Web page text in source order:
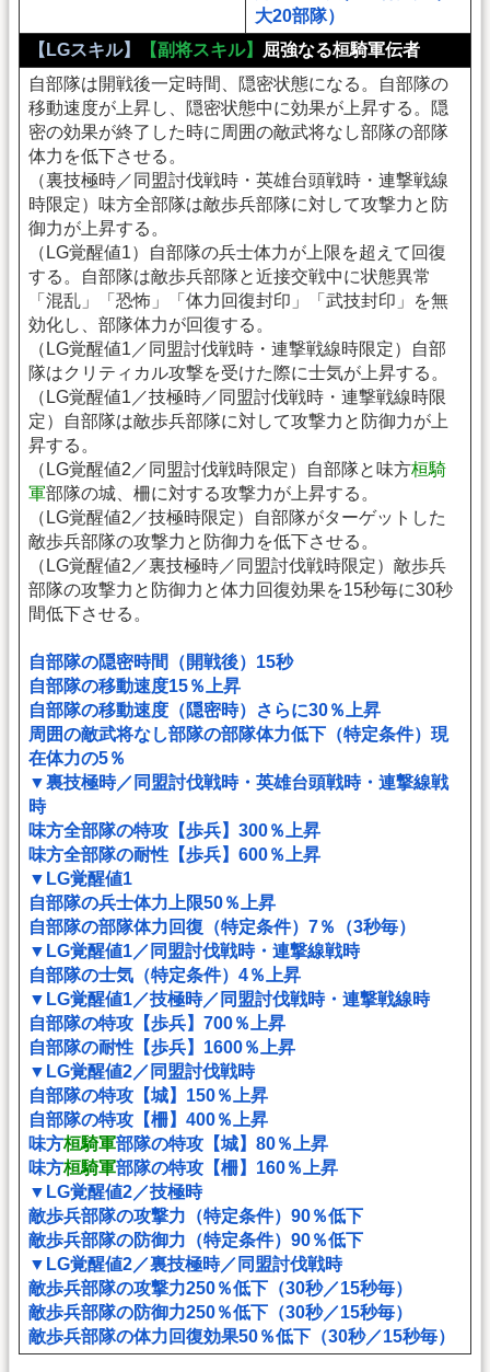
大20部隊）
【LGスキル】
【副将スキル】
屈強なる桓騎軍伝者
自部隊は開戦後一定時間、隠密状態になる。自部隊の
移動速度が上昇し、隠密状態中に効果が上昇する。隠
密の効果が終了した時に周囲の敵武将なし部隊の部隊
体力を低下させる。
（裏技極時／同盟討伐戦時・英雄台頭戦時・連撃戦線
時限定）味方全部隊は敵歩兵部隊に対して攻撃力と防
御力が上昇する。
（LG覚醒値1）自部隊の兵士体力が上限を超えて回復
する。自部隊は敵歩兵部隊と近接交戦中に状態異常
「混乱」「恐怖」「体力回復封印」「武技封印」を無
効化し、部隊体力が回復する。
（LG覚醒値1／同盟討伐戦時・連撃戦線時限定）自部
隊はクリティカル攻撃を受けた際に士気が上昇する。
（LG覚醒値1／技極時／同盟討伐戦時・連撃戦線時限
定）自部隊は敵歩兵部隊に対して攻撃力と防御力が上
昇する。
（LG覚醒値2／同盟討伐戦時限定）自部隊と味方桓騎
軍部隊の城、柵に対する攻撃力が上昇する。
（LG覚醒値2／技極時限定）自部隊がターゲットした
敵歩兵部隊の攻撃力と防御力を低下させる。
（LG覚醒値2／裏技極時／同盟討伐戦時限定）敵歩兵
部隊の攻撃力と防御力と体力回復効果を15秒毎に30秒
間低下させる。
自部隊の隠密時間（開戦後）15秒
自部隊の移動速度15％上昇
自部隊の移動速度（隠密時）さらに30％上昇
周囲の敵武将なし部隊の部隊体力低下（特定条件）現
在体力の5％
▼裏技極時／同盟討伐戦時・英雄台頭戦時・連撃線戦
時
味方全部隊の特攻【歩兵】300％上昇
味方全部隊の耐性【歩兵】600％上昇
▼LG覚醒値1
自部隊の兵士体力上限50％上昇
自部隊の部隊体力回復（特定条件）7％（3秒毎）
▼LG覚醒値1／同盟討伐戦時・連撃線戦時
自部隊の士気（特定条件）4％上昇
▼LG覚醒値1／技極時／同盟討伐戦時・連撃戦線時
自部隊の特攻【歩兵】700％上昇
自部隊の耐性【歩兵】1600％上昇
▼LG覚醒値2／同盟討伐戦時
自部隊の特攻【城】150％上昇
自部隊の特攻【柵】400％上昇
味方桓騎軍部隊の特攻【城】80％上昇
味方桓騎軍部隊の特攻【柵】160％上昇
▼LG覚醒値2／技極時
敵歩兵部隊の攻撃力（特定条件）90％低下
敵歩兵部隊の防御力（特定条件）90％低下
▼LG覚醒値2／裏技極時／同盟討伐戦時
敵歩兵部隊の攻撃力250％低下（30秒／15秒毎）
敵歩兵部隊の防御力250％低下（30秒／15秒毎）
敵歩兵部隊の体力回復効果50％低下（30秒／15秒毎）